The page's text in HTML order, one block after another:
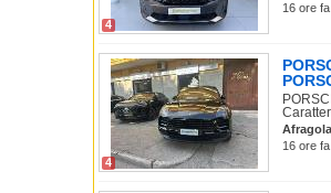
4
16 ore
4
Afragola
16 ore